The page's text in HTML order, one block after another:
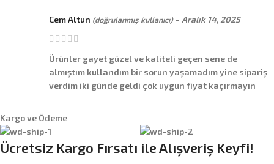
Cem Altun (doğrulanmış kullanıcı) – Aralık 14, 2025
Ürünler gayet güzel ve kaliteli geçen sene de
almıştım kullandım bir sorun yaşamadım yine sipariş
verdim iki günde geldi çok uygun fiyat kaçırmayın
Kargo ve Ödeme
Ücretsiz Kargo Fırsatı ile Alışveriş Keyfi!